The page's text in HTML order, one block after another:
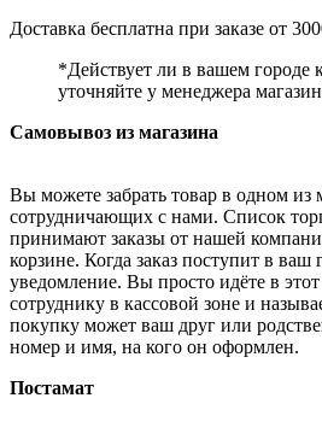
Доставка бесплатна при заказе от
*Действует ли в вашем городе
уточняйте у менеджера
Самовывоз из магазина
Вы можете забрать товар в одном из
сотрудничающих с нами. Список
принимают заказы от нашей
корзине. Когда заказ поступит в ваш
уведомление. Вы просто идёте в
сотруднику в кассовой зоне и
покупку может ваш друг или
номер и имя, на кого он оформлен.
Постамат